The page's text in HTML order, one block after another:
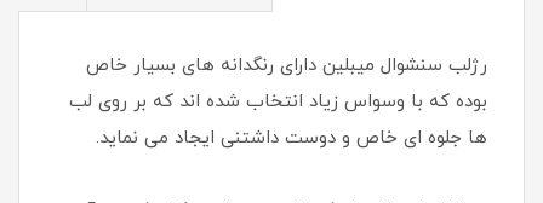
رژلب سنشوال میبلین دارای رنگدانه های بسیار خاص
بوده که با وسواس زیاد انتخاب شده اند که بر روی لب
ها جلوه ای خاص و دوست داشتنی ایجاد می نماید.